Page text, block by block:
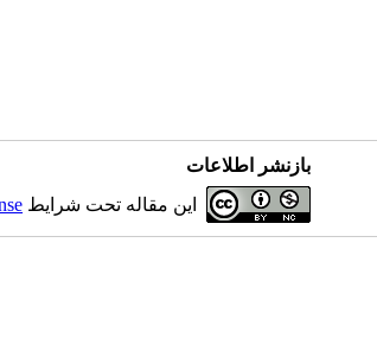
بازنشر اطلاعات
این مقاله تحت شرایط